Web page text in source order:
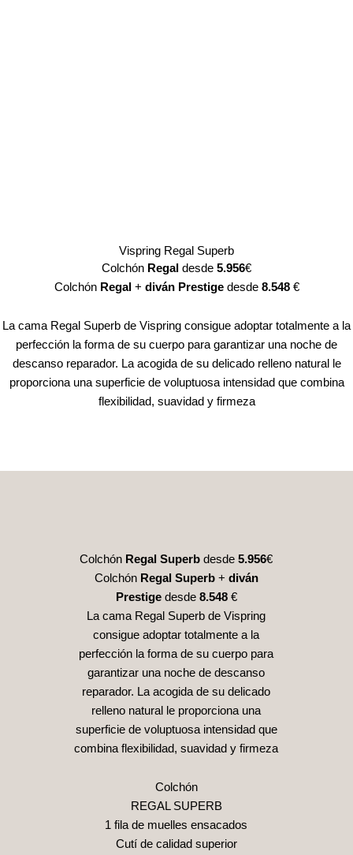
Vispring Regal Superb
Colchón Regal desde 5.956€
Colchón Regal+ diván Prestigedesde 8.548€
La cama Regal Superb de Vispring consigue adoptar totalmente a la
perfección la forma de su cuerpo para garantizar una noche de
descanso reparador. La acogida de su delicado relleno natural le
proporciona una superficie de voluptuosa intensidad que combina
flexibilidad, suavidad y firmeza
Colchón Regal Superb desde5.956€
Colchón Regal Superb+ diván
Prestigedesde 8.548€
La cama Regal Superb de Vispring
consigue adoptar totalmente a la
perfección la forma de su cuerpo para
garantizar una noche de descanso
reparador. La acogida de su delicado
relleno natural le proporciona una
superficie de voluptuosa intensidad que
combina flexibilidad, suavidad y firmeza
Colchón
REGAL SUPERB
1 fila de muelles ensacados
Cutí de calidad superior